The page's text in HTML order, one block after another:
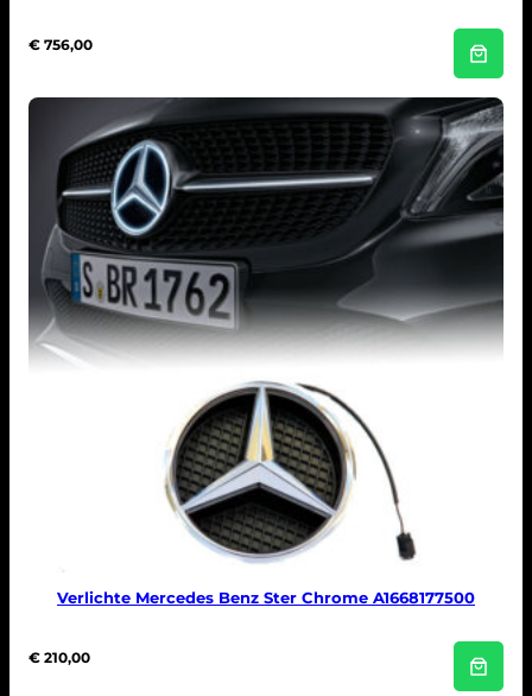
€ 756,00
Verlichte Mercedes Benz Ster Chrome A1668177500
€ 210,00